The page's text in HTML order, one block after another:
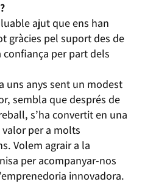
ajut que ens han
gràcies pel suport des de
confiança per part dels
uns anys sent un modest
sembla que després de
s’ha convertit en una
per a molts
Volem agrair a la
per acompanyar-nos
innovadora.